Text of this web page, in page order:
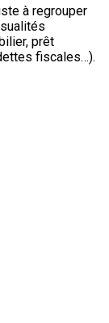
à regrouper
prêt
fiscales…).